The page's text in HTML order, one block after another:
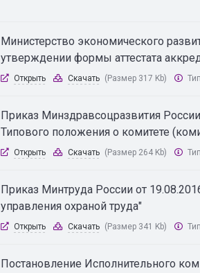
Министерство экономического
утверждении формы аттестата
Открыть Скачать (Размер 317 Kb)
Приказ Минздравсоцразвития
Типового положения о комитете
Открыть Скачать (Размер 264 Kb)
Приказ Минтруда России от
управления охраной труда"
Открыть Скачать (Размер 341 Kb)
Постановление Исполнительного